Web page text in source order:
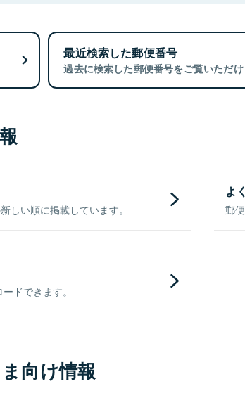
最近検索した郵便番号
過去に検索した郵便番号をご覧いただけ
しい順に掲載しています。
よ
郵
ドできます。
向け情報